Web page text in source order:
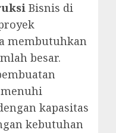
Bisnis di
membutuhkan
besar.
kapasitas
kebutuhan